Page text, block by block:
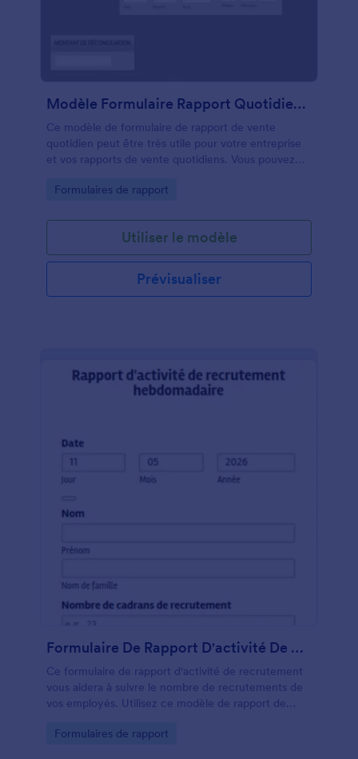
Modèle Formulaire Rapport Quotidien Des Ventes
Ce modèle de formulaire de rapport de vente
quotidien peut être très utile pour votre entreprise
et vos rapports de vente quotidiens. Vous pouvez
pour chaque branche, catégorie. De plus, vous
dépenses et les présenter à votre responsable.
Go to Category:
Formulaires de rapport
Utiliser le modèle
Prévisualiser
Formulaire De Rapport D'activité De Recrutement
Ce formulaire de rapport d'activité de recrutement
vous aidera à suivre le nombre de recrutements de
vos employés. Utilisez ce modèle de rapport de
hebdomadaires, le nombre d'appels de recrutement
Go to Category:
Formulaires de rapport